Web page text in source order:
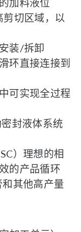
加料液位
切区域，以
装/拆卸
环直接连接到
可实现全过程
封液体系统
）理想的相
的产品循环
其他高产量